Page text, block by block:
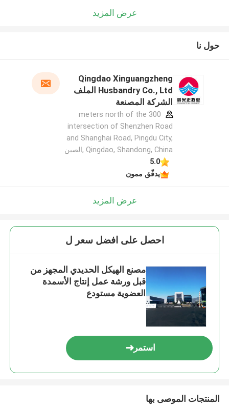
عرض المزيد
حول نا
Qingdao Xinguangzheng
Husbandry Co., Ltd الملف
الشركة المصنعة
300 meters north of the
intersection of Shenzhen Road
and Shanghai Road, Pingdu City,
Qingdao, Shandong, China ,الصين
5.0
يدقّق ممون
عرض المزيد
احصل على افضل سعر ل
مصنع الهيكل الحديدي المجهز من
قبل ورشة عمل إنتاج الأسمدة
العضوية مستودع
استمر
المنتجات الموصى بها